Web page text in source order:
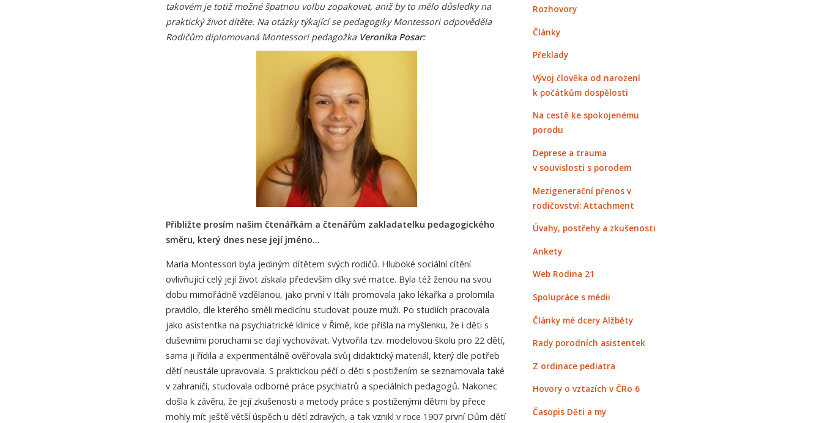
takovém je totiž možné špatnou volbu zopakovat, aniž by to mělo důsledky na
praktický život dítěte. Na otázky týkající se pedagogiky Montessori odpověděla
Rodičům diplomovaná Montessori pedagožka Veronika Posar:
Přibližte prosím našim čtenářkám a čtenářům zakladatelku pedagogického
směru, který dnes nese její jméno…
Maria Montessori byla jediným dítětem svých rodičů. Hluboké sociální cítění
ovlivňující celý její život získala především díky své matce. Byla též ženou na svou
dobu mimořádně vzdělanou, jako první v Itálii promovala jako lékařka a prolomila
pravidlo, dle kterého směli medicínu studovat pouze muži. Po studiích pracovala
jako asistentka na psychiatrické klinice v Římě, kde přišla na myšlenku, že i děti s
duševními poruchami se dají vychovávat. Vytvořila tzv. modelovou školu pro 22 dětí,
sama ji řídila a experimentálně ověřovala svůj didaktický materiál, který dle potřeb
dětí neustále upravovala. S praktickou péčí o děti s postižením se seznamovala také
v zahraničí, studovala odborné práce psychiatrů a speciálních pedagogů. Nakonec
došla k závěru, že její zkušenosti a metody práce s postiženými dětmi by přece
mohly mít ještě větší úspěch u dětí zdravých, a tak vznikl v roce 1907 první Dům dětí
Rozhovory
Články
Překlady
Vývoj člověka od narození
k počátkům dospělosti
Na cestě ke spokojenému
porodu
Deprese a trauma
v souvislosti s porodem
Mezigenerační přenos v
rodičovství: Attachment
Úvahy, postřehy a zkušenosti
Ankety
Web Rodina 21
Spolupráce s médii
Články mé dcery Alžběty
Rady porodních asistentek
Z ordinace pediatra
Hovory o vztazích v ČRo 6
Časopis Děti a my